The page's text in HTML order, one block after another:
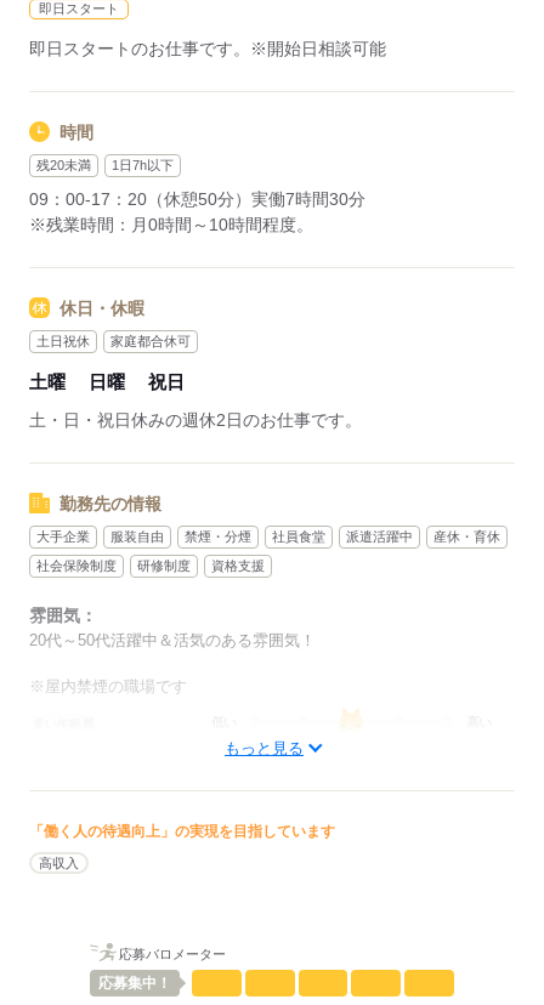
即日スタート
即日スタートのお仕事です。※開始日相談可能
時間
残20未満 1日7h以下
09：00-17：20（休憩50分）実働7時間30分
※残業時間：月0時間～10時間程度。
休日・休暇
土日祝休 家庭都合休可
土曜 日曜 祝日
土・日・祝日休みの週休2日のお仕事です。
勤務先の情報
大手企業 服装自由 禁煙・分煙 社員食堂 派遣活躍中
産休・育休
社会保険制度
研修制度 資格支援
雰囲気：
20代～50代活躍中＆活気のある雰囲気！
※屋内禁煙の職場です
10人
もっと見る
「働く人の待遇向上」の実現を目指しています
高収入
応募バロメーター
応募集中！